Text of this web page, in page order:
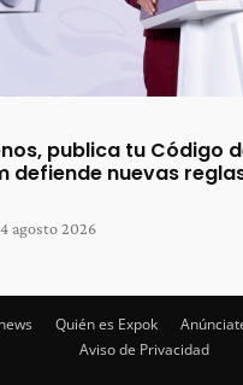
publica tu Código
defiende nuevas
4 agosto 2026
Quién es Expok
Aviso de Privacidad